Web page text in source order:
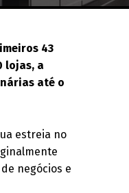
43
lojas, a
até o
estreia no
negócios e